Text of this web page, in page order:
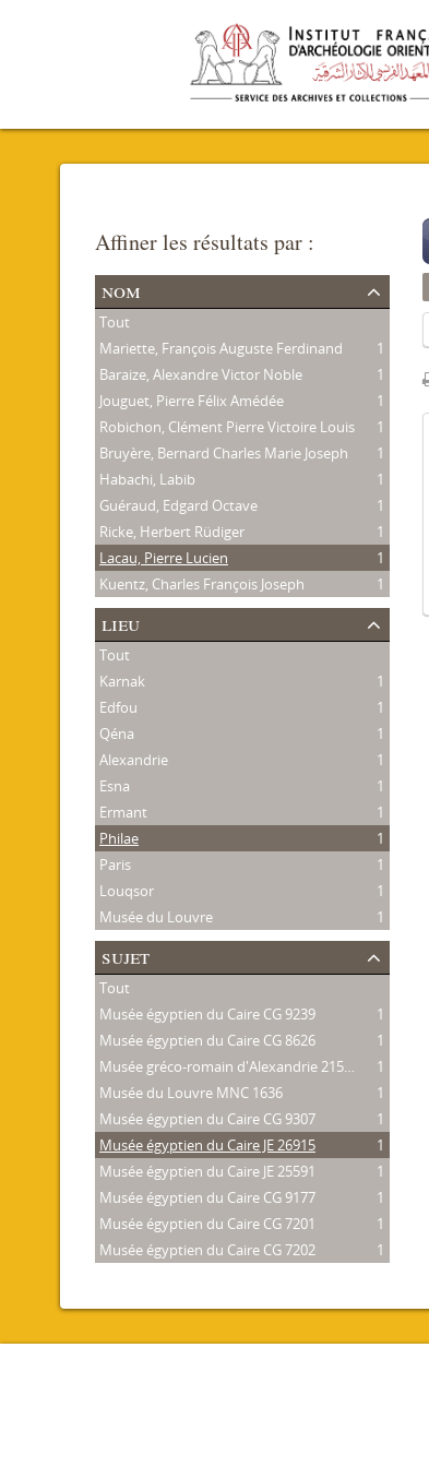
Affiner les résultats par :
nom
Tout
Mariette, François Auguste Ferdinand
1
Baraize, Alexandre Victor Noble
1
Jouguet, Pierre Félix Amédée
1
Robichon, Clément Pierre Victoire Louis
1
Bruyère, Bernard Charles Marie Joseph
1
Habachi, Labib
1
Guéraud, Edgard Octave
1
Ricke, Herbert Rüdiger
1
Lacau, Pierre Lucien
1
Kuentz, Charles François Joseph
1
lieu
Tout
Karnak
1
Edfou
1
Qéna
1
Alexandrie
1
Esna
1
Ermant
1
Philae
1
Paris
1
Louqsor
1
Musée du Louvre
1
sujet
Tout
Musée égyptien du Caire CG 9239
1
Musée égyptien du Caire CG 8626
1
Musée gréco-romain d'Alexandrie 21534
1
Musée du Louvre MNC 1636
1
Musée égyptien du Caire CG 9307
1
Musée égyptien du Caire JE 26915
1
Musée égyptien du Caire JE 25591
1
Musée égyptien du Caire CG 9177
1
Musée égyptien du Caire CG 7201
1
Musée égyptien du Caire CG 7202
1